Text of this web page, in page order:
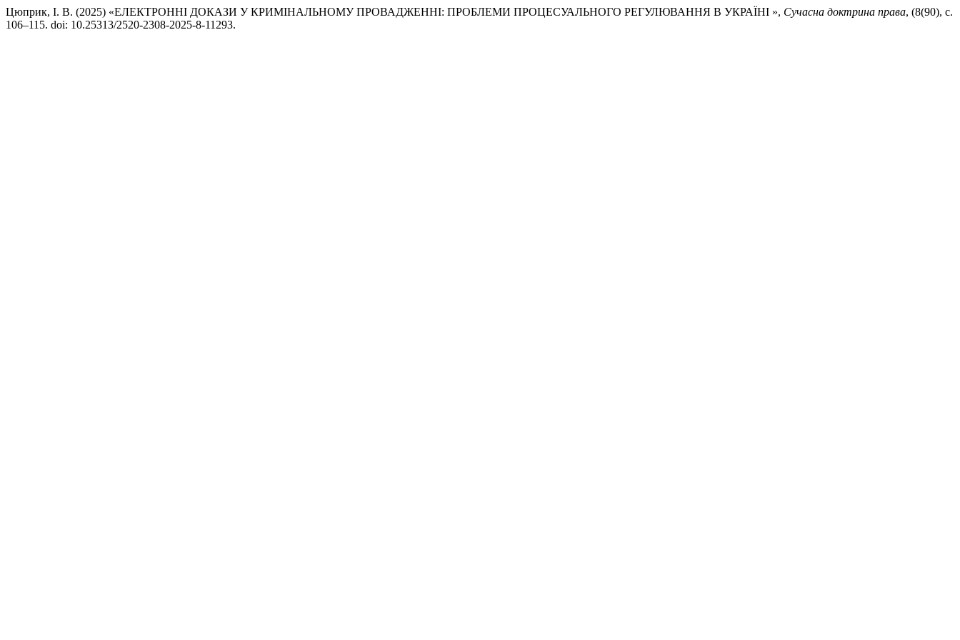
Цюприк, І. В. (2025) «ЕЛЕКТРОННІ ДОКАЗИ У КРИМІНАЛЬНОМУ ПРОВАДЖЕННІ: ПРОБЛЕМИ ПРОЦЕСУАЛЬНОГО РЕГУЛЮВАННЯ В УКРАЇНІ », Сучасна доктрина права, (8(90), с.
106–115. doi: 10.25313/2520-2308-2025-8-11293.